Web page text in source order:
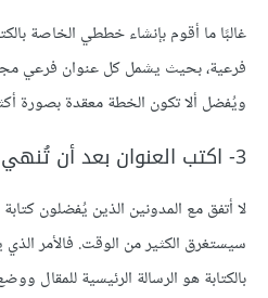
غالبًا ما أقوم بإنشاء خططي الخاصة
فرعية، بحيث يشمل كل عنوان فرعي
ويُفضل ألا تكون الخطة معقدة بصورة
3- اكتب العنوان بعد أن تُنهي كتابة المقال
لا أتفق مع المدونين الذين يُفضلون
سيستغرق الكثير من الوقت. فالأمر
بالكتابة هو الرسالة الرئيسية للمقال